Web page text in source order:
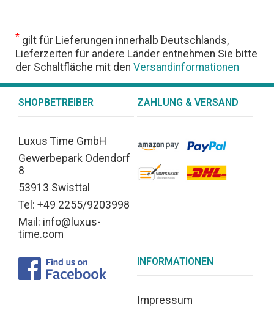
* gilt für Lieferungen innerhalb Deutschlands,
Lieferzeiten für andere Länder entnehmen Sie bitte
der Schaltfläche mit den Versandinformationen
SHOPBETREIBER
Luxus Time GmbH
Gewerbepark Odendorf
8
53913 Swisttal
Tel: +49 2255/9203998
Mail: info@luxus-
time.com
ZAHLUNG & VERSAND
INFORMATIONEN
Impressum